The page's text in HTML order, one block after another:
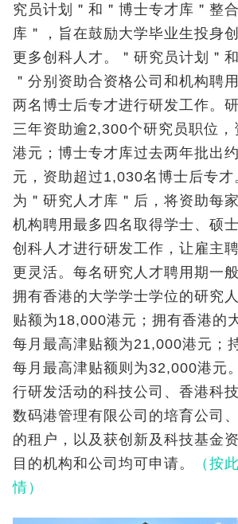
究员计划＂和＂博士专才库＂整
库＂，旨在鼓励大学毕业生投身
更多创科人才。＂研究员计划＂
＂分别资助合资格公司和机构聘
两名博士后专才进行研发工作。
三年资助逾2,300个研究员职位
港元；博士专才库过去两年批出
元，资助超过1,030名博士后专才
为＂研究人才库＂后，将资助每
机构聘用最多四名取得学士、硕
创科人才进行研发工作，让雇主
更灵活。每名研究人才聘用期一
拥有香港的大学学士学位的研究
贴额为18,000港元；拥有香港的
每月最高津贴额为21,000港元；
每月最高津贴额则为32,000港元
行研发活动的科技公司、香港科
数码港管理有限公司的培育公司
的租户，以及获创新及科技基金
目的机构和公司均可申请。
（按
情）